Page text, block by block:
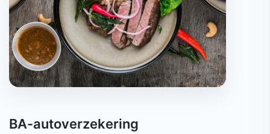
BA-autoverzekering